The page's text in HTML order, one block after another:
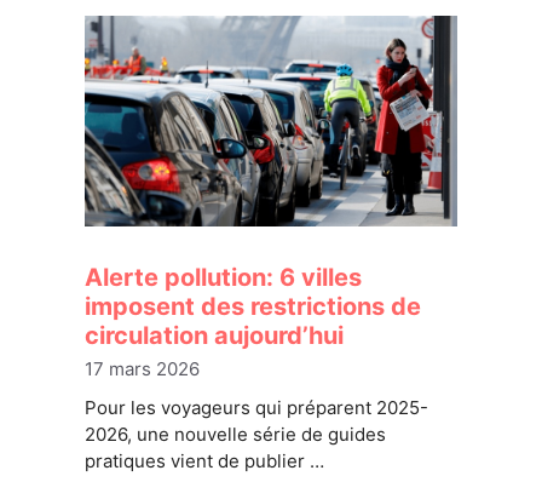
Alerte pollution: 6 villes
imposent des restrictions de
circulation aujourd’hui
17 mars 2026
Pour les voyageurs qui préparent 2025-
2026, une nouvelle série de guides
pratiques vient de publier …